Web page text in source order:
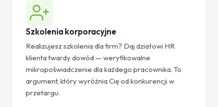
Szkolenia korporacyjne
Realizujesz szkolenia dla firm? Daj działowi HR
klienta twardy dowód — weryfikowalne
mikropoświadczenie dla każdego pracownika. To
argument, który wyróżnia Cię od konkurencji w
przetargu.